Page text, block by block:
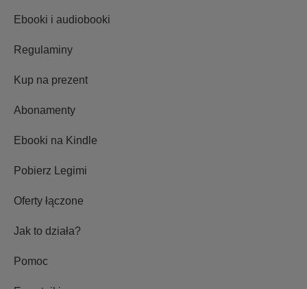
Ebooki i audiobooki
Regulaminy
Kup na prezent
Abonamenty
Ebooki na Kindle
Pobierz Legimi
Oferty łączone
Jak to działa?
Pomoc